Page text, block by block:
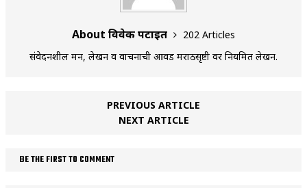
About विवेक पटाईत
202 Articles
संवेदनशील मन, लेखन व वाचनाची आवड मराठीसृष्टी वर नियमित लेखन.
PREVIOUS ARTICLE
NEXT ARTICLE
BE THE FIRST TO COMMENT